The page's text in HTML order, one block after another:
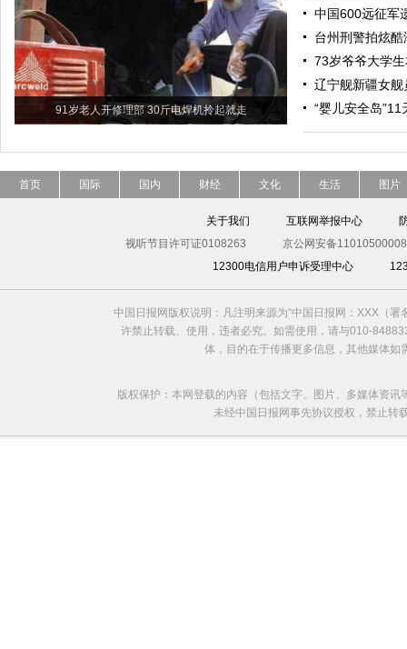
91岁老人开修理部 30斤电焊机拎起就走
中国600远征军
台州刑警拍炫
73岁爷爷大学
辽宁舰新疆女
“婴儿安全岛
首页 国际 国内 财经 文化 生活 图片
关于我们 互联网举报中心
视听节目许可证0108263
京公网安备
12300电信用户申诉受理中心
中国日报网版权说明：凡注明来源为“中国日报网：XXX（
许禁止转载、使用，违者必究。如需使用，请与010-
体，目的在于传播更多信息，其他媒体
版权保护：本网登载的内容（包括文字、图片、多媒体资
未经中国日报网事先协议授权，禁止转